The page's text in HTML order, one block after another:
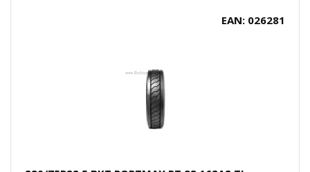
EAN: 026281